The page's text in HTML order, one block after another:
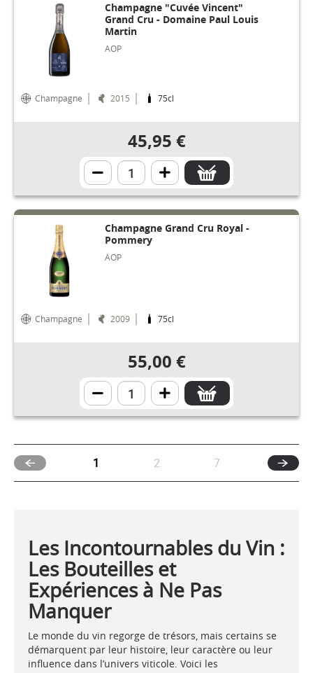
Champagne "Cuvée Vincent"
Grand Cru - Domaine Paul Louis
Martin
AOP
Champagne 2015 75cl
45,95 €
Champagne Grand Cru Royal -
Pommery
AOP
Champagne 2009 75cl
55,00 €
1 2 7
Les Incontournables du Vin :
Les Bouteilles et
Expériences à Ne Pas
Manquer
Le monde du vin regorge de trésors, mais certains se
démarquent par leur histoire, leur caractère ou leur
influence dans l’univers viticole. Voici les